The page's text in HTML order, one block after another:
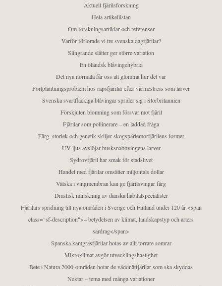
Aktuell fjärilsforskning
Hela artikellistan
Om forskningsartiklar och referenser
Varför förlorade vi tre svenska dagfjärilar?
Slingrande slåtter ger större variation
En öländsk blåvingehybrid
Det nya normala får oss att glömma hur det var
Fortplantningsproblem hos rapsfjärilar efter värmestress som larver
Svenska svartfläckiga blåvingar sprider sig i Storbritannien
Förskjuten blomning som försvar mot fjäril
Fjärilar som pollinerare – en laddad fråga
Färg, storlek och genetik skiljer skogspärlemorfjärilens former
UV-ljus avslöjar busksnabbvingens larver
Sydrovfjäril har smak för stadslivet
Handel med fjärilar omsätter miljontals dollar
Vätska i vingmembran kan ge fjärilsvingar färg
Drastisk minskning av danska habitatspecialister
Fjärilars spridning till nya områden i Sverige och Finland under 120 år <span
class="sf-description">– betydelsen av klimat, landskapstyp och arters
särdrag</span>
Spanska kamgräsfjärilar hotas av allt torrare somrar
Mikroklimat avgör utvecklingshastighet
Bete i Natura 2000-områden hotar de väddnätfjärilar som ska skyddas
Nektar – tema med många variationer